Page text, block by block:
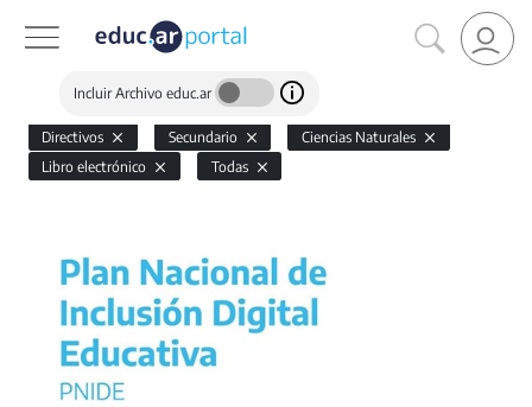
Incluir Archivo educ.ar
Directivos Secundario
Ciencias Naturales
Libro electrónico
Todas